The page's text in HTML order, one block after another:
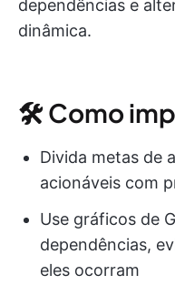
dependências e
dinâmica.
🛠 Como
Divida metas de
acionáveis com
Use gráficos de
dependências,
eles ocorram